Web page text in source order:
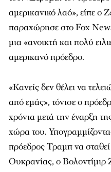
αμερικανικό λαό», είπε ο
παραχώρησε στο Fox
μια «ανοικτή και πολύ
αμερικανό πρόεδρο.
«Κανείς δεν θέλει να
από εμάς», τόνισε ο
χρόνια μετά την έναρξη
χώρα του.
πρόεδρος Τραμπ να
Ουκρανίας, ο Βολοντίμιρ